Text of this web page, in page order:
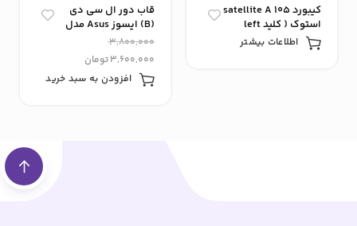
کیبورد satellite A 105
استوک ( کلید left
خراب است)اطلاعات بیشتر
قاب دور ال سی دی
(B) ایسوز Asus مدل
k556u
3,800,000
3,600,000تومان
افزودن به سبد خرید